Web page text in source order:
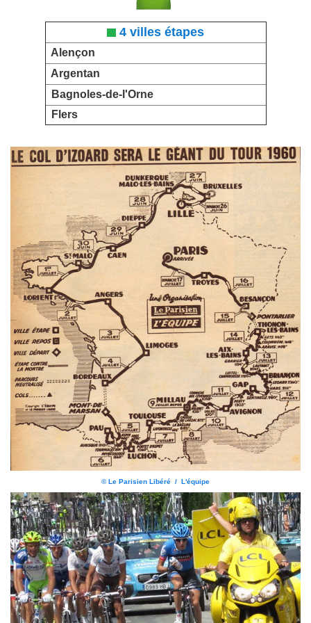
4 villes étapes
Alençon
Argentan
Bagnoles-de-l'Orne
Flers
© Le Parisien Libéré / L'équipe